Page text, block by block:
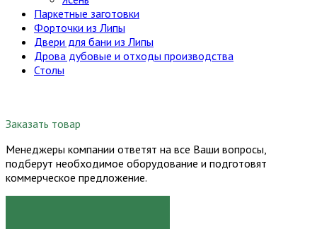
Паркетные заготовки
Форточки из Липы
Двери для бани из Липы
Дрова дубовые и отходы производства
Столы
Заказать товар
Менеджеры компании ответят на все Ваши вопросы,
подберут необходимое оборудование и подготовят
коммерческое предложение.